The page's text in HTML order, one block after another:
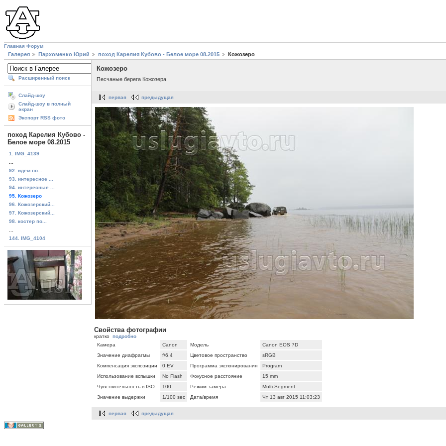
Главная Форум
Галерея Пархоменко Юрий поход Карелия Кубово - Белое море 08.2015 Кожозеро
Расширенный поиск
Слайд-шоу
Слайд-шоу в полный
экран
Экспорт RSS фото
поход Карелия Кубово -
Белое море 08.2015
1. IMG_4139
92. идем по...
93. интересное ...
94. интересные ...
95. Кожозеро
96. Кожозерский...
97. Кожозерский...
98. костер по...
144. IMG_4104
Кожозеро
Песчаные берега Кожозера
первая предыдущая
Свойства фотографии
кратко подробно
Камера
Canon Модель
Canon EOS 7D
Значение диафрагмы
f/6,4 Цветовое пространство
sRGB
Компенсация экспозиции
0 EV Программа экспонирования
Program
Использование вспышки
No Flash Фокусное расстояние
15 mm
Чувствительность в ISO
100 Режим замера
Multi-Segment
Значение выдержки
1/100 sec Дата/время Чт 13 авг 2015 11:03:23
первая предыдущая